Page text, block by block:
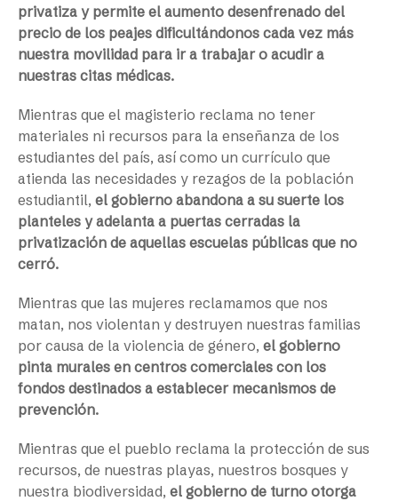
privatiza y permite el aumento desenfrenado del
precio de los peajes dificultándonos cada vez más
nuestra movilidad para ir a trabajar o acudir a
nuestras citas médicas.
Mientras que el magisterio reclama no tener
materiales ni recursos para la enseñanza de los
estudiantes del país, así como un currículo que
atienda las necesidades y rezagos de la población
estudiantil, el gobierno abandona a su suerte los
planteles y adelanta a puertas cerradas la
privatización de aquellas escuelas públicas que no
cerró.
Mientras que las mujeres reclamamos que nos
matan, nos violentan y destruyen nuestras familias
por causa de la violencia de género, el gobierno
pinta murales en centros comerciales con los
fondos destinados a establecer mecanismos de
prevención.
Mientras que el pueblo reclama la protección de sus
recursos, de nuestras playas, nuestros bosques y
nuestra biodiversidad, el gobierno de turno otorga